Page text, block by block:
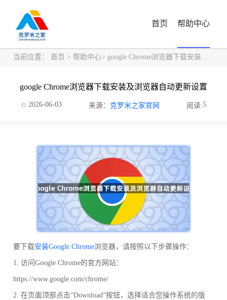
首页 帮助中心
当前位置： 首页 > 帮助中心> google Chrome浏览器下载安装及浏览器自动更新设置
google Chrome浏览器下载安装及浏览器自动更新设置
2026-06-03 来源： 克罗米之家官网 阅读:5
要下载安装Google Chrome浏览器，请按照以下步骤操作：
1. 访问Google Chrome的官方网站：
https://www.google.com/chrome/
2. 在页面顶部点击“Download”按钮，选择适合您操作系统的版